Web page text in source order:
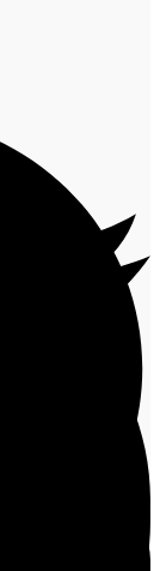
Colonização
passou a